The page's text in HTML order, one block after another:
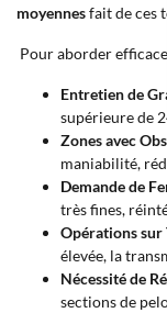
moyennesfait de ces
Pour aborder
Entretien de
supérieure de
Zones avec
maniabilité,
Demande de
très fines,
Opérations sur
élevée, la
Nécessité de
sections de